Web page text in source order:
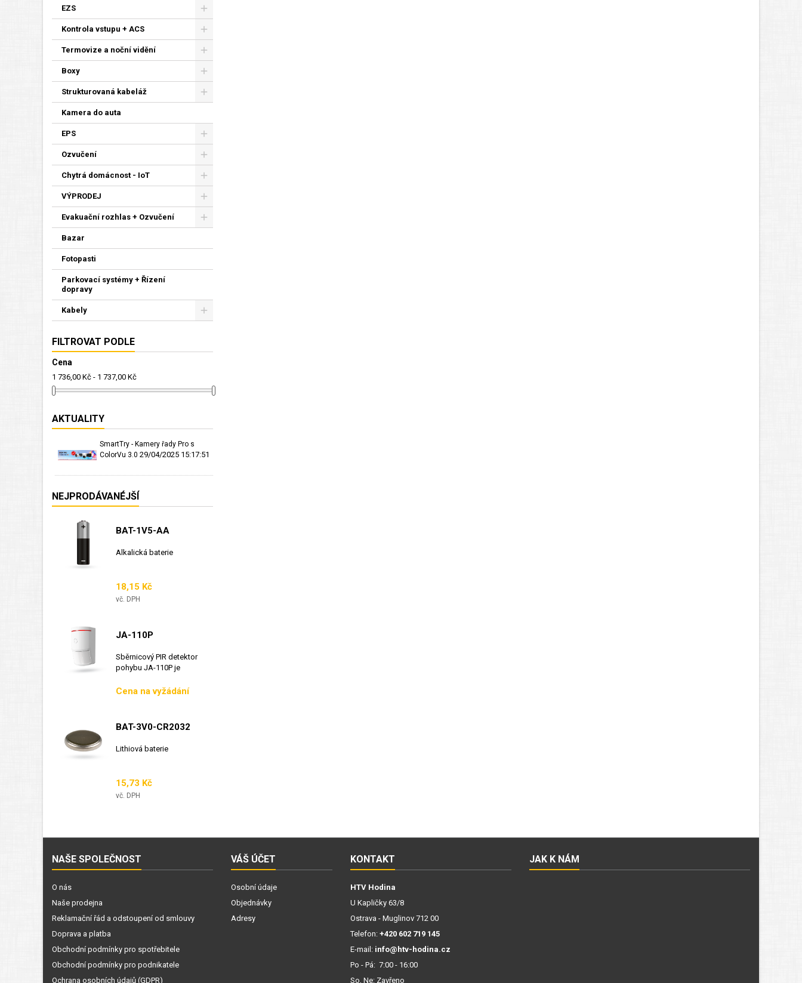
EZS
Kontrola vstupu + ACS
Termovize a noční vidění
Boxy
Strukturovaná kabeláž
Kamera do auta
EPS
Ozvučení
Chytrá domácnost - IoT
VÝPRODEJ
Evakuační rozhlas + Ozvučení
Bazar
Fotopasti
Parkovací systémy + Řízení
dopravy
Kabely
FILTROVAT PODLE
Cena
1 736,00 Kč - 1 737,00 Kč
AKTUALITY
SmartTry - Kamery řady Pro s
ColorVu 3.0 29/04/2025 15:17:51
NEJPRODÁVANÉJŠÍ
BAT-1V5-AA
Alkalická baterie
Cena
18,15 Kč
vč. DPH
JA-110P
Sběrnicový PIR detektor
pohybu JA-110P je
Cena
Cena na vyžádání
BAT-3V0-CR2032
Lithiová baterie
Cena
15,73 Kč
vč. DPH
NAŠE SPOLEČNOST
O nás
Naše prodejna
Reklamační řád a odstoupení od smlouvy
Doprava a platba
Obchodní podmínky pro spotřebitele
Obchodní podmínky pro podnikatele
Ochrana osobních údajů (GDPR)
VÁŠ ÚČET
Osobní údaje
Objednávky
Adresy
KONTAKT
HTV Hodina
U Kapličky 63/8
Ostrava - Muglinov 712 00
Telefon: +420 602 719 145
E-mail: info@htv-hodina.cz
Po - Pá: 7:00 - 16:00
So, Ne: Zavřeno
JAK K NÁM